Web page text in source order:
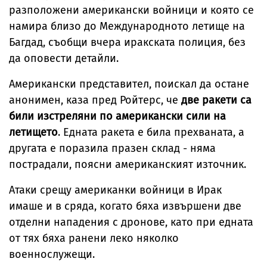
разположени американски войници и която се
намира близо до Международното летище на
Багдад, съобщи вчера иракската полиция, без
да оповести детайли.
Американски представител, поискал да остане
анонимен, каза пред Ройтерс, че две ракети са
били изстреляни по американски сили на
летището. Едната ракета е била прехваната, а
другата е поразила празен склад - няма
пострадали, поясни американският източник.
Атаки срещу американки войници в Ирак
имаше и в сряда, когато бяха извършени две
отделни нападения с дронове, като при едната
от тях бяха ранени леко няколко
военнослужещи.